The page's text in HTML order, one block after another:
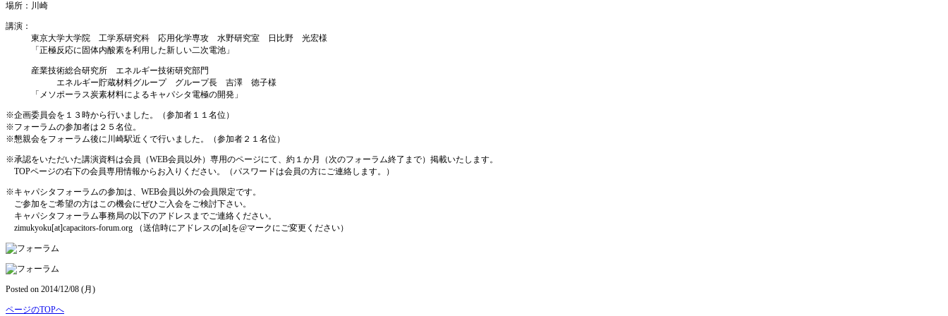
場所：川崎
講演：
東京大学大学院 工学系研究科 応用化学専攻 水野研究室 日比野 光宏様
「正極反応に固体内酸素を利用した新しい二次電池」
産業技術総合研究所 エネルギー技術研究部門
エネルギー貯蔵材料グループ グループ長 吉澤 徳子様
「メソポーラス炭素材料によるキャパシタ電極の開発」
※企画委員会を１３時から行いました。（参加者１１名位）
※フォーラムの参加者は２５名位。
※懇親会をフォーラム後に川崎駅近くで行いました。（参加者２１名位）
※承認をいただいた講演資料は会員（WEB会員以外）専用のページにて、約１か月（次のフォーラム終了まで）掲載いたします。
TOPページの右下の会員専用情報からお入りください。（パスワードは会員の方にご連絡します。）
※キャパシタフォーラムの参加は、WEB会員以外の会員限定です。
ご参加をご希望の方はこの機会にぜひご入会をご検討下さい。
キャパシタフォーラム事務局の以下のアドレスまでご連絡ください。
zimukyoku[at]capacitors-forum.org （送信時にアドレスの[at]を@マークにご変更ください）
Posted on 2014/12/08 (月)
ページのTOPへ